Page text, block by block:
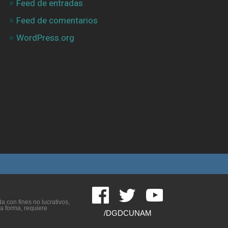
Feed de entradas
Feed de comentarios
WordPress.org
con fines no lucrativos,
forma, requiere
/DGDCUNAM